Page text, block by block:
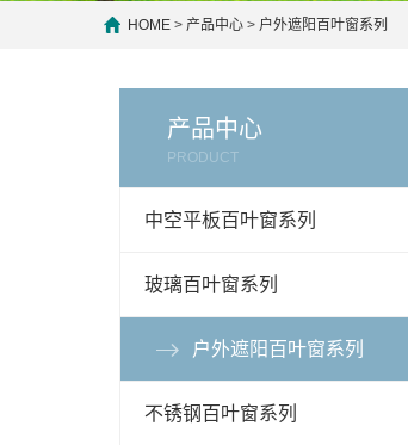
HOME > 产品中心 > 户外遮阳百叶窗系列
产品中心
PRODUCT
中空平板百叶窗系列
玻璃百叶窗系列
户外遮阳百叶窗系列
不锈钢百叶窗系列